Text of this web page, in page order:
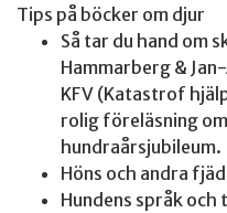
Tips på böcker om djur
Så tar du hand om
Hammarberg &
KFV (Katastrof
rolig föreläsning
hundraårsjubileum.
Höns och andra
Hundens språk och